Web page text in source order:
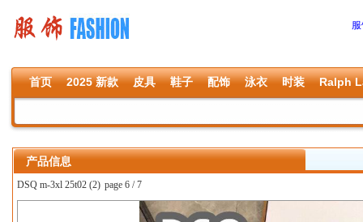
首页 2025 新款 皮具 鞋子 配饰 泳衣 时装 Ralph
产品信息
DSQ m-3xl 25t02 (2) page 6 / 7